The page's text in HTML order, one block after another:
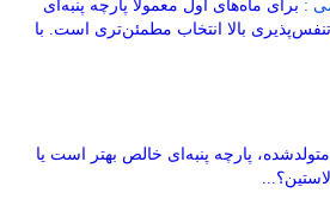
: برای ماه‌های اول معمولاً پارچه پنبه‌ای
بالا انتخاب مطمئن‌تری است. با
پارچه پنبه‌ای خالص بهتر است یا